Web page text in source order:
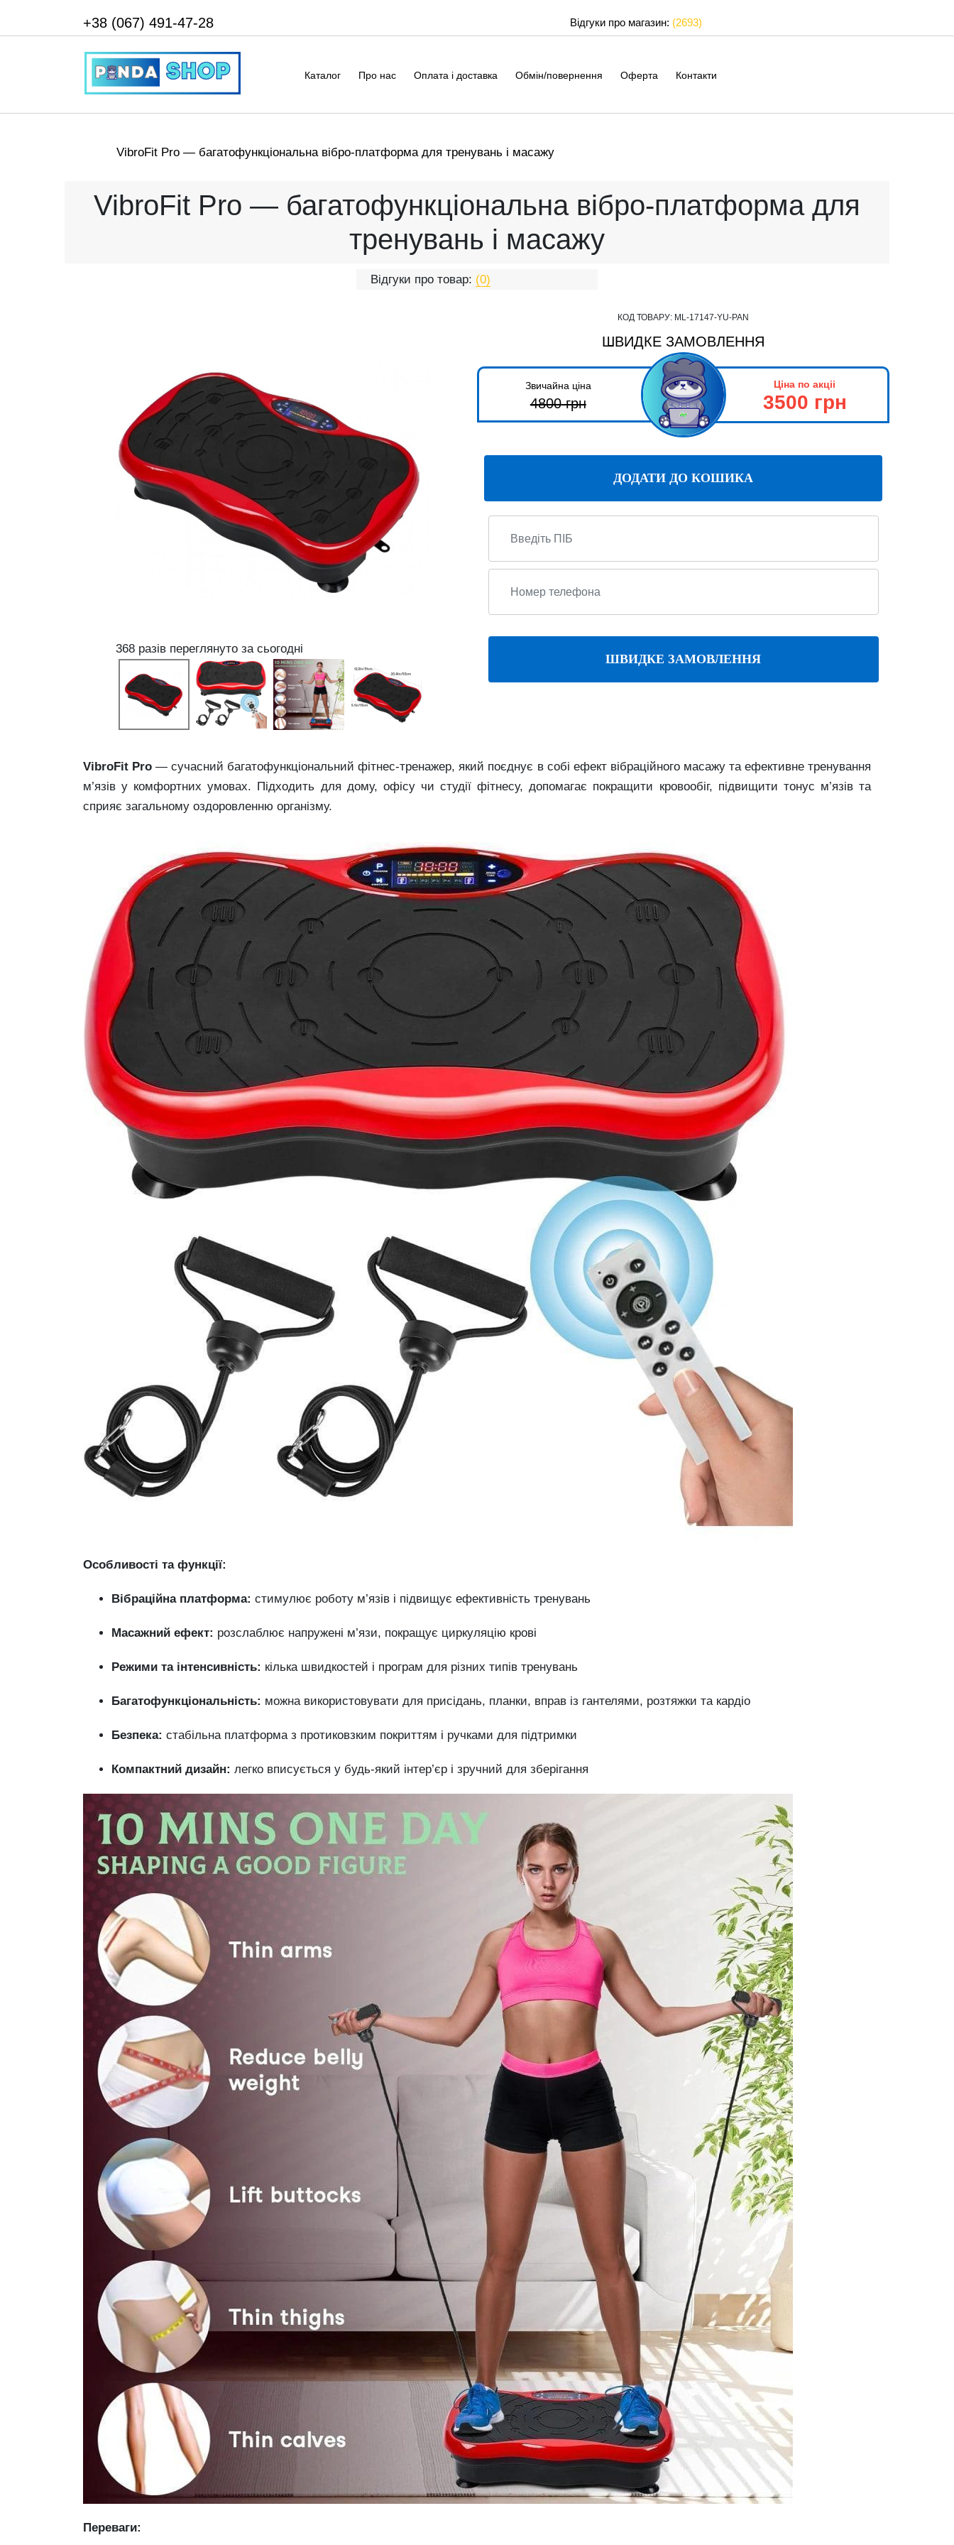
+38 (067) 491-47-28 Відгуки про магазин: (2693)
Каталог Про нас Оплата і доставка Обмін/повернення Оферта Контакти
VibroFit Pro — багатофункціональна вібро-платформа для тренувань і масажу
VibroFit Pro — багатофункціональна вібро-платформа для
тренувань і масажу
Відгуки про товар: (0)
368 разів переглянуто за сьогодні
КОД ТОВАРУ: ML-17147-YU-PAN
ШВИДКЕ ЗАМОВЛЕННЯ
Звичайна ціна
4800грн
Ціна по акціі
3500 грн
ДОДАТИ ДО КОШИКА
ШВИДКЕ ЗАМОВЛЕННЯ
VibroFit Pro — сучасний багатофункціональний фітнес-тренажер, який поєднує в собі ефект вібраційного масажу та ефективне тренування
м’язів у комфортних умовах. Підходить для дому, офісу чи студії фітнесу, допомагає покращити кровообіг, підвищити тонус м’язів та
сприяє загальному оздоровленню організму.
Особливості та функції:
Вібраційна платформа: стимулює роботу м’язів і підвищує ефективність тренувань
Масажний ефект: розслаблює напружені м’язи, покращує циркуляцію крові
Режими та інтенсивність: кілька швидкостей і програм для різних типів тренувань
Багатофункціональність: можна використовувати для присідань, планки, вправ із гантелями, розтяжки та кардіо
Безпека: стабільна платформа з протиковзким покриттям і ручками для підтримки
Компактний дизайн: легко вписується у будь-який інтер’єр і зручний для зберігання
Переваги: